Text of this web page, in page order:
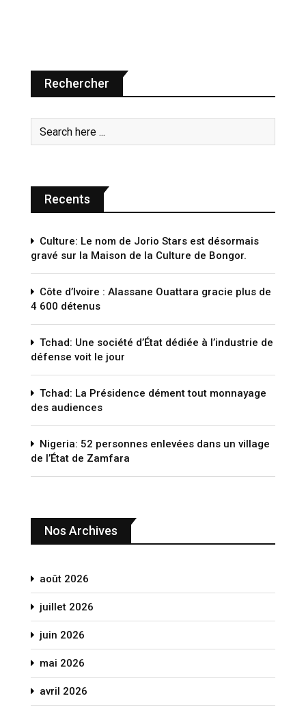
Rechercher
Recents
Culture: Le nom de Jorio Stars est désormais
gravé sur la Maison de la Culture de Bongor.
Côte d’Ivoire : Alassane Ouattara gracie plus de
4 600 détenus
Tchad: Une société d’État dédiée à l’industrie de
défense voit le jour
Tchad: La Présidence dément tout monnayage
des audiences
Nigeria: 52 personnes enlevées dans un village
de l’État de Zamfara
Nos Archives
août 2026
juillet 2026
juin 2026
mai 2026
avril 2026